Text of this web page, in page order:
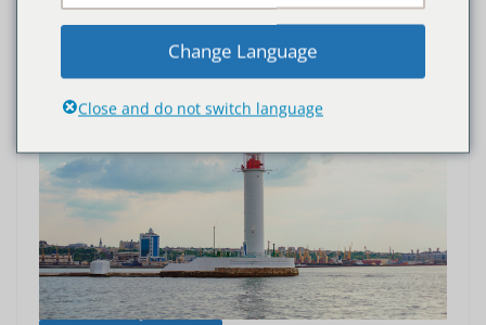
Change Language
Close and do not switch language